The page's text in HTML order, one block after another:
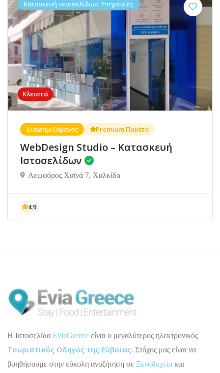
Κλειστά
Κατασκευή ιστοσελίδων, Υπηρεσίες
Διαφημιζόμενος Premium Πακέτο
WebDesign Studio – Κατασκευή
Ιστοσελίδων
Λεωφόρος Χαϊνά 7, Χαλκίδα
H Ιστοσελίδα EviaGreece είναι ο μεγαλύτερος ηλεκτρονικός
Τουριστικός Οδηγός της Εύβοιας. Στόχος μας είναι να
βοηθήσουμε στην εύκολη αναζήτηση σε Ξενοδοχεία και